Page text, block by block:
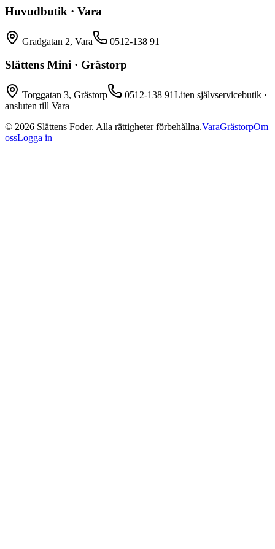
Huvudbutik · Vara
Gradgatan 2, Vara 0512-138 91
Slättens Mini · Grästorp
Torggatan 3, Grästorp 0512-138 91Liten självservicebutik ·
ansluten till Vara
© 2026 Slättens Foder. Alla rättigheter förbehållna.VaraGrästorpOm
ossLogga in